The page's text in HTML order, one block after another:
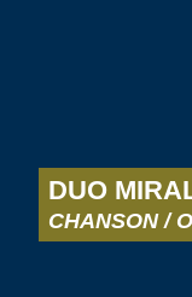
DUO
CHANSON /